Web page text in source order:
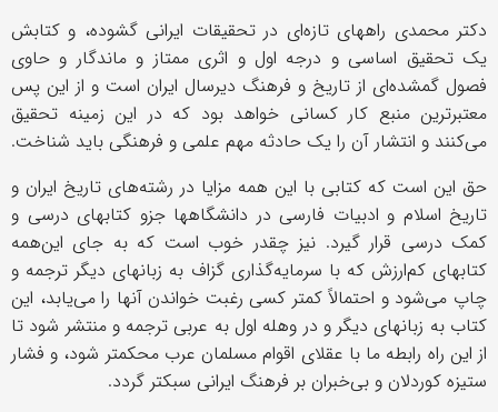
دکتر محمدی راههای تازه‌ای در تحقیقات ایرانی گشوده، و کتابش
یک تحقیق اساسی و درجه اول و اثری ممتاز و ماندگار و حاوی
فصول گمشده‌ای از تاریخ و فرهنگ دیرسال ایران است و از این پس
معتبرترین منبع کار کسانی خواهد بود که در این زمینه تحقیق
می‌کنند و انتشار آن را یک حادثه مهم علمی و فرهنگی باید شناخت.
حق این است که کتابی با این همه مزایا در رشته‌های تاریخ ایران و
تاریخ اسلام و ادبیات فارسی در دانشگاهها جزو کتابهای درسی و
کمک درسی قرار گیرد. نیز چقدر خوب است که به جای این‌همه
کتابهای کم‌ارزش که با سرمایه‌گذاری گزاف به زبانهای دیگر ترجمه و
چاپ می‌شود و احتمالاً کمتر کسی رغبت خواندن آنها را می‌یابد، این
کتاب به زبانهای دیگر و در وهله اول به عربی ترجمه و منتشر شود تا
از این راه رابطه ما با عقلای اقوام مسلمان عرب محکمتر شود، و فشار
ستیزه کوردلان و بی‌خبران بر فرهنگ ایرانی سبکتر گردد.